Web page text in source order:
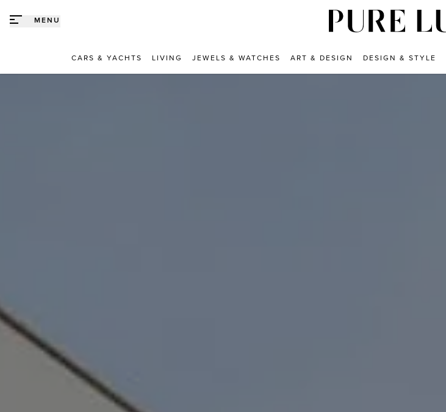
MENU
CARS & YACHTS LIVING JEWELS & WATCHES ART & DESIGN DESIGN & STYLE